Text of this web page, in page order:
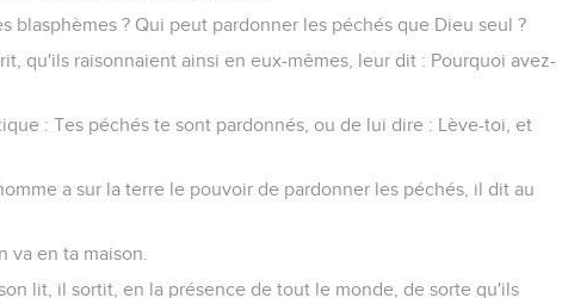
blasphèmes ? Qui peut pardonner les péchés que Dieu seul ?
qu'ils raisonnaient ainsi en eux-mêmes, leur dit : Pourquoi avez-
: Tes péchés te sont pardonnés, ou de lui dire : Lève-toi, et
a sur la terre le pouvoir de pardonner les péchés, il dit au
en ta maison.
lit, il sortit, en la présence de tout le monde, de sorte qu'ils